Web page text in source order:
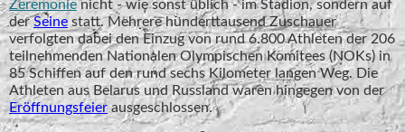
Zeremonienicht - wie sonst üblich - im Stadion, sondern auf
derSeine statt. Mehrere hunderttausend Zuschauer
verfolgten dabei den Einzug von rund 6.800 Athleten der 206
teilnehmenden Nationalen Olympischen Komitees (NOKs) in
85 Schiffen auf den rund sechs Kilometer langen Weg. Die
Athleten aus Belarus und Russland waren hingegen von der
Eröffnungsfeier ausgeschlossen.